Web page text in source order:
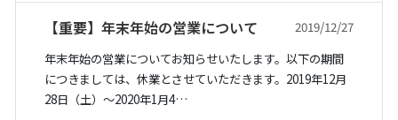
【重要】年末年始の営業について
2019/12/27
年末年始の営業についてお知らせいたします。以下の期間
につきましては、休業とさせていただきます。2019年12月
28日（土）〜2020年1月4…